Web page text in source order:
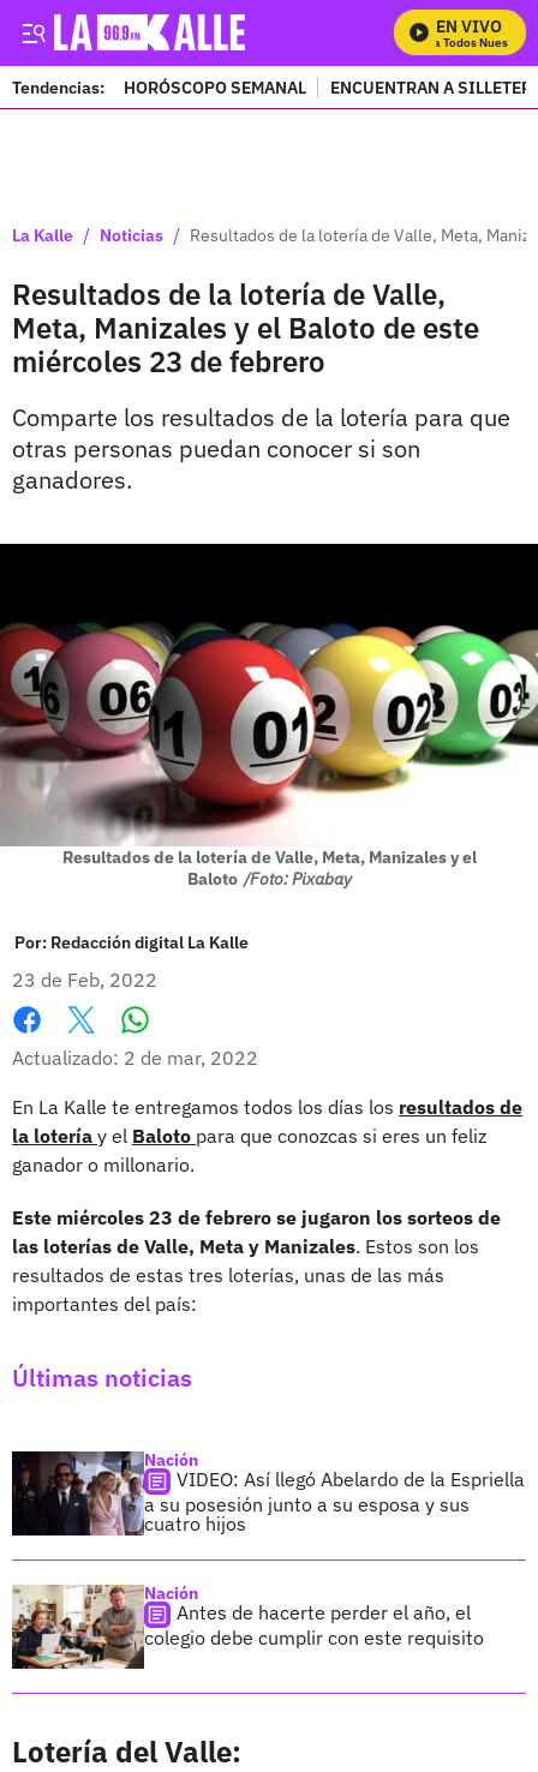
EN VIVO
Mira Todos Nuestros
Tendencias: HORÓSCOPO SEMANAL ENCUENTRAN A
La Kalle / Noticias / Resultados de la lotería de Valle, Meta,
Resultados de la lotería de Valle,
Meta, Manizales y el Baloto de este
miércoles 23 de febrero
Comparte los resultados de la lotería para que
otras personas puedan conocer si son
ganadores.
Resultados de la lotería de Valle, Meta, Manizales y el
Baloto /Foto: Pixabay
Por: Redacción digital La Kalle
23 de Feb, 2022
Facebook
X
Actualizado: 2 de mar, 2022
En La Kalle te entregamos todos los días los resultados de
la lotería y el Baloto para que conozcas si eres un feliz
ganador o millonario.
Este miércoles 23 de febrero se jugaron los sorteos de
las loterías de Valle, Meta y Manizales. Estos son los
resultados de estas tres loterías, unas de las más
importantes del país:
Últimas noticias
Nación
VIDEO: Así llegó Abelardo de la Espriella
a su posesión junto a su esposa y sus
cuatro hijos
Nación
Antes de hacerte perder el año, el
colegio debe cumplir con este requisito
Lotería del Valle: